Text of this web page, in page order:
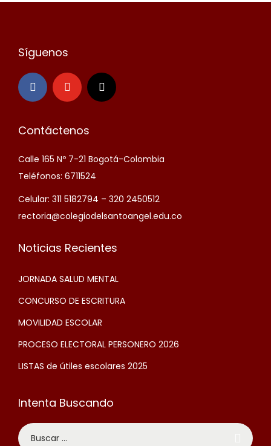
Síguenos
Contáctenos
Calle 165 Nº 7-21 Bogotá-Colombia
Teléfonos: 6711524
Celular: 311 5182794 – 320 2450512
rectoria@colegiodelsantoangel.edu.co
Noticias Recientes
JORNADA SALUD MENTAL
CONCURSO DE ESCRITURA
MOVILIDAD ESCOLAR
PROCESO ELECTORAL PERSONERO 2026
LISTAS de útiles escolares 2025
Intenta Buscando